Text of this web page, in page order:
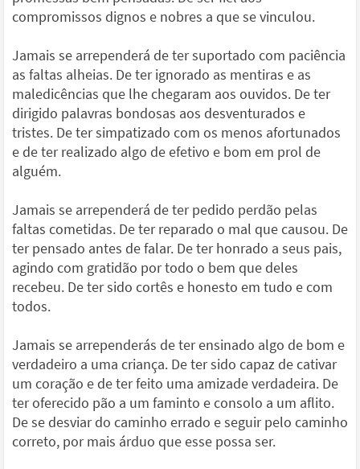
compromissos dignos e nobres a que se vinculou.
Jamais se arrependerá de ter suportado com paciência
as faltas alheias. De ter ignorado as mentiras e as
maledicências que lhe chegaram aos ouvidos. De ter
dirigido palavras bondosas aos desventurados e
tristes. De ter simpatizado com os menos afortunados
e de ter realizado algo de efetivo e bom em prol de
alguém.
Jamais se arrependerá de ter pedido perdão pelas
faltas cometidas. De ter reparado o mal que causou. De
ter pensado antes de falar. De ter honrado a seus pais,
agindo com gratidão por todo o bem que deles
recebeu. De ter sido cortês e honesto em tudo e com
todos.
Jamais se arrependerás de ter ensinado algo de bom e
verdadeiro a uma criança. De ter sido capaz de cativar
um coração e de ter feito uma amizade verdadeira. De
ter oferecido pão a um faminto e consolo a um aflito.
De se desviar do caminho errado e seguir pelo caminho
correto, por mais árduo que esse possa ser.